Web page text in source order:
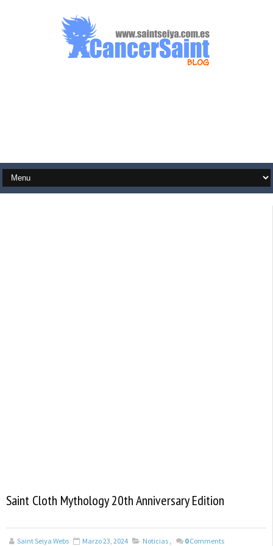
Saint Cloth Mythology 20th Anniversary Edition
Saint Seiya Webs Marzo 23, 2024 Noticias , 0 Comments